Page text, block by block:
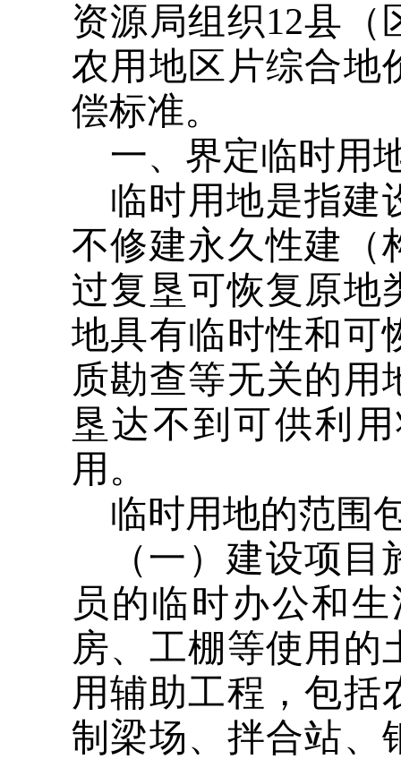
资源局组织12县
农用地区片综合地
偿标准。
一、界定临时用
临时用地是指建
不修建永久性建（
过复垦可恢复原地
地具有临时性和可
质勘查等无关的用
垦达不到可供利
用。
临时用地的范围
（一）建设项
员的临时办公和
房、工棚等使用的
用辅助工程，包括
制梁场、拌合站、